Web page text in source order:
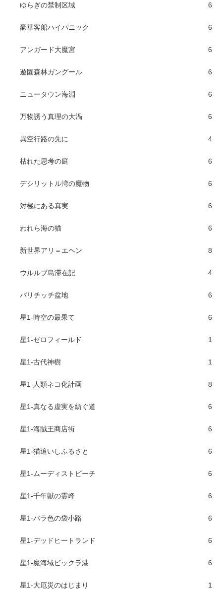
ゆらぎの禁制区域 6
豪華客船ハイパニック 6
アンガード大魔宮 6
遊園森林ガングール 6
ニュータウン海淵 6
万物誘う真理の大渦 6
異空行路の先に 4
枯れた思考の庭 6
デシリットル湾の魔物 6
対極にある真実 6
われら海の猫 6
新世界アリ＝エヘン 8
ウルルブ島滞在記 4
バリチッチ盆地 6
星1-時空の最果て 6
星1-ゼロフィールド 1
星1-古代神樹 1
星1-人類ネコ化計画 8
星1-真なる虚実を紡ぐ道 6
星1-海賊王商店街 6
星1-猫追いしふるさと 6
星1-ムーディストビーチ 6
星1-千年獣の霊峰 6
星1-バラ色の袋小路 6
星1-デッドヒートランド 6
星1-魔海域ビックラ港 6
星1-大厄災のはじまり 1